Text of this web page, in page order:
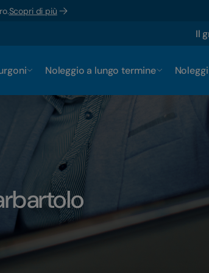
Scopri di più
Il
Noleggio a lungo termine